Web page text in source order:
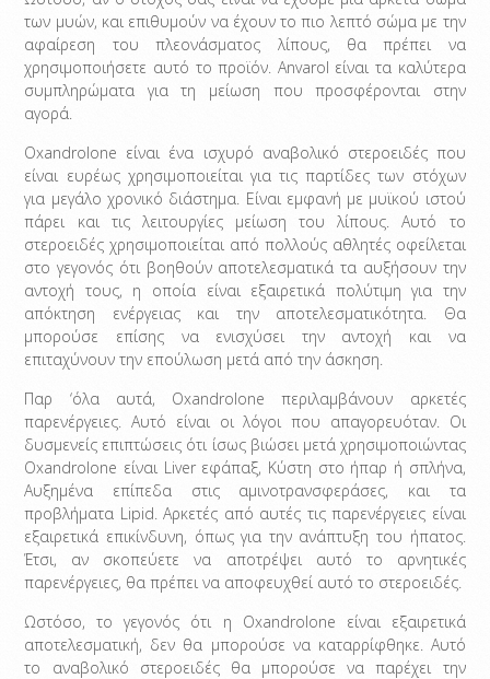
των μυών, και επιθυμούν να έχουν το πιο λεπτό σώμα με την
αφαίρεση του πλεονάσματος λίπους, θα πρέπει να
χρησιμοποιήσετε αυτό το προϊόν. Anvarol είναι τα καλύτερα
συμπληρώματα για τη μείωση που προσφέρονται στην
αγορά.
Oxandrolone είναι ένα ισχυρό αναβολικό στεροειδές που
είναι ευρέως χρησιμοποιείται για τις παρτίδες των στόχων
για μεγάλο χρονικό διάστημα. Είναι εμφανή με μυϊκού ιστού
πάρει και τις λειτουργίες μείωση του λίπους. Αυτό το
στεροειδές χρησιμοποιείται από πολλούς αθλητές οφείλεται
στο γεγονός ότι βοηθούν αποτελεσματικά τα αυξήσουν την
αντοχή τους, η οποία είναι εξαιρετικά πολύτιμη για την
απόκτηση ενέργειας και την αποτελεσματικότητα. Θα
μπορούσε επίσης να ενισχύσει την αντοχή και να
επιταχύνουν την επούλωση μετά από την άσκηση.
Παρ ‘όλα αυτά, Oxandrolone περιλαμβάνουν αρκετές
παρενέργειες. Αυτό είναι οι λόγοι που απαγορευόταν. Οι
δυσμενείς επιπτώσεις ότι ίσως βιώσει μετά χρησιμοποιώντας
Oxandrolone είναι Liver εφάπαξ, Κύστη στο ήπαρ ή σπλήνα,
Αυξημένα επίπεδα στις αμινοτρανσφεράσες, και τα
προβλήματα Lipid. Αρκετές από αυτές τις παρενέργειες είναι
εξαιρετικά επικίνδυνη, όπως για την ανάπτυξη του ήπατος.
Έτσι, αν σκοπεύετε να αποτρέψει αυτό το αρνητικές
παρενέργειες, θα πρέπει να αποφευχθεί αυτό το στεροειδές.
Ωστόσο, το γεγονός ότι η Oxandrolone είναι εξαιρετικά
αποτελεσματική, δεν θα μπορούσε να καταρρίφθηκε. Αυτό
το αναβολικό στεροειδές θα μπορούσε να παρέχει την